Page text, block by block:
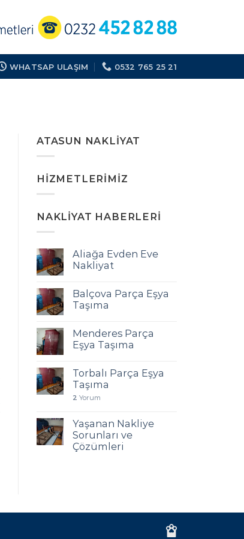
WHATSAP ULAŞIM 0532 765 25 21
ATASUN NAKLIYAT
HIZMETLERIMIZ
NAKLIYAT HABERLERI
Aliağa Evden Eve
Nakliyat
Balçova Parça Eşya
Taşıma
Menderes Parça
Eşya Taşıma
Torbalı Parça Eşya
Taşıma
2 Yorum
Yaşanan Nakliye
Sorunları ve
Çözümleri